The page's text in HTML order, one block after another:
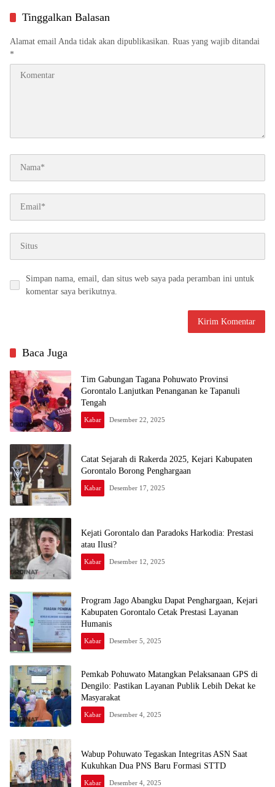
Tinggalkan Balasan
Alamat email Anda tidak akan dipublikasikan. Ruas yang wajib ditandai
*
Simpan nama, email, dan situs web saya pada peramban ini untuk
komentar saya berikutnya.
Baca Juga
Tim Gabungan Tagana Pohuwato Provinsi
Gorontalo Lanjutkan Penanganan ke Tapanuli
Tengah
Kabar Desember 22, 2025
Catat Sejarah di Rakerda 2025, Kejari Kabupaten
Gorontalo Borong Penghargaan
Kabar Desember 17, 2025
Kejati Gorontalo dan Paradoks Harkodia: Prestasi
atau Ilusi?
Kabar Desember 12, 2025
Program Jago Abangku Dapat Penghargaan, Kejari
Kabupaten Gorontalo Cetak Prestasi Layanan
Humanis
Kabar Desember 5, 2025
Pemkab Pohuwato Matangkan Pelaksanaan GPS di
Dengilo: Pastikan Layanan Publik Lebih Dekat ke
Masyarakat
Kabar Desember 4, 2025
Wabup Pohuwato Tegaskan Integritas ASN Saat
Kukuhkan Dua PNS Baru Formasi STTD
Kabar Desember 4, 2025